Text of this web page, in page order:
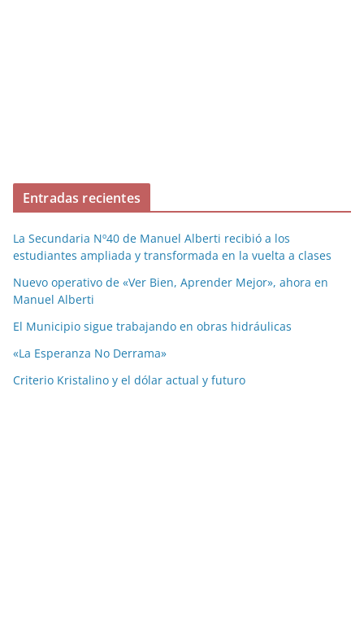
Entradas recientes
La Secundaria Nº40 de Manuel Alberti recibió a los
estudiantes ampliada y transformada en la vuelta a clases
Nuevo operativo de «Ver Bien, Aprender Mejor», ahora en
Manuel Alberti
El Municipio sigue trabajando en obras hidráulicas
«La Esperanza No Derrama»
Criterio Kristalino y el dólar actual y futuro